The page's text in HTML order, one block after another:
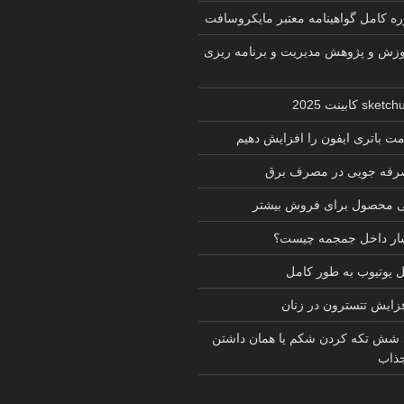
و پژوهش مدیریت و برنامه ریزی
باتری ایفون را افزایش دهیم
صرفه جویی در مصرف برق
محصول برای فروش بیشتر
داخل جمجمه چیست؟
به طور کامل
تتسترون در زنان
شش تکه کردن شکم یا همان داشتن